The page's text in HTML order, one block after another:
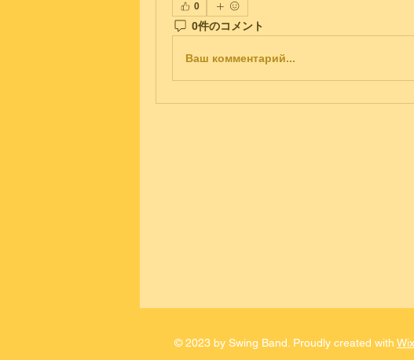
0
0件のコメント
Ваш комментарий...
© 2023 by Swing Band. Proudly created with